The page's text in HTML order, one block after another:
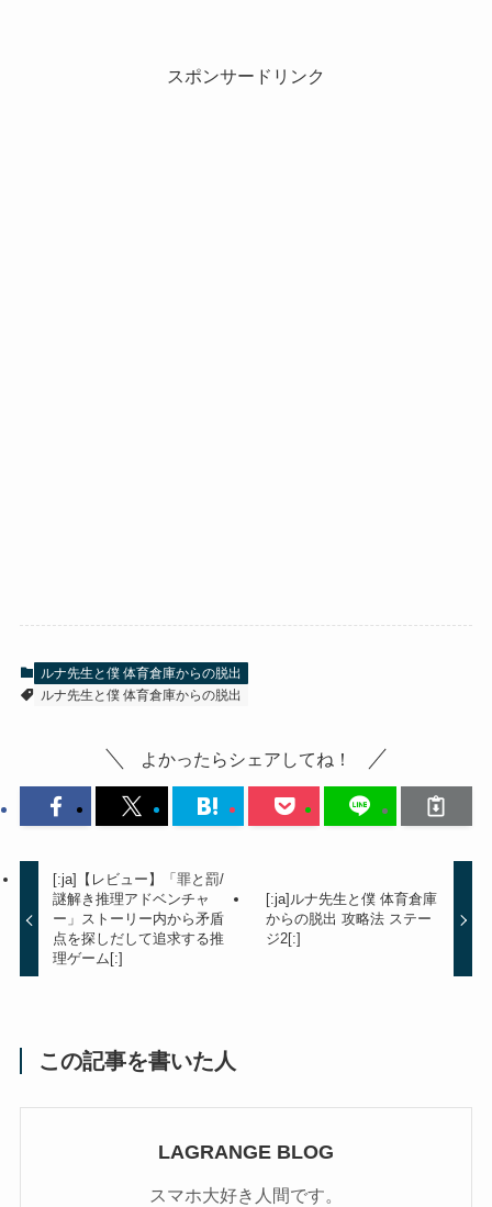
スポンサードリンク
ルナ先生と僕 体育倉庫からの脱出
ルナ先生と僕 体育倉庫からの脱出
よかったらシェアしてね！
[:ja]【レビュー】「罪と罰/
謎解き推理アドベンチャ
ー」ストーリー内から矛盾
点を探しだして追求する推
理ゲーム[:]
[:ja]ルナ先生と僕 体育倉庫
からの脱出 攻略法 ステー
ジ2[:]
この記事を書いた人
LAGRANGE BLOG
スマホ大好き人間です。